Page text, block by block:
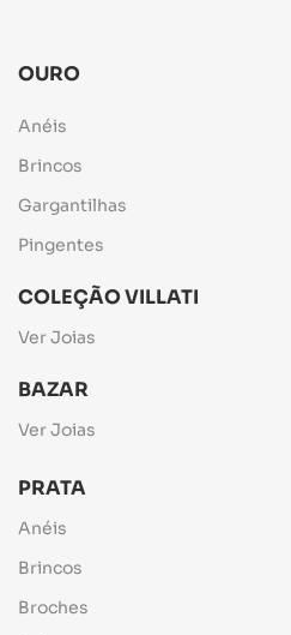
OURO
Anéis
Brincos
Gargantilhas
Pingentes
COLEÇÃO VILLATI
Ver Joias
BAZAR
Ver Joias
PRATA
Anéis
Brincos
Broches